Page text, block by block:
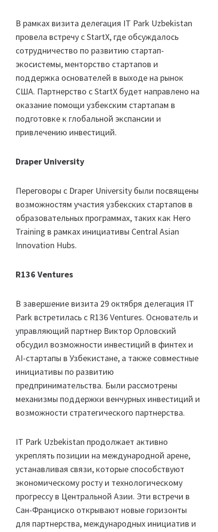
В рамках визита делегация IT Park Uzbekistan
провела встречу с StartX, где обсуждалось
сотрудничество по развитию стартап-
экосистемы, менторство стартапов и
поддержка основателей в выходе на рынок
США. Партнерство с StartX будет направлено на
оказание помощи узбекским стартапам в
подготовке к глобальной экспансии и
привлечению инвестиций.
Draper University
Переговоры с Draper University были посвящены
возможностям участия узбекских стартапов в
образовательных программах, таких как Hero
Training в рамках инициативы Central Asian
Innovation Hubs.
R136 Ventures
В завершение визита 29 октября делегация IT
Park встретилась с R136 Ventures. Основатель и
управляющий партнер Виктор Орловский
обсудил возможности инвестиций в финтех и
AI-стартапы в Узбекистане, а также совместные
инициативы по развитию
предпринимательства. Были рассмотрены
механизмы поддержки венчурных инвестиций и
возможности стратегического партнерства.
IT Park Uzbekistan продолжает активно
укреплять позиции на международной арене,
устанавливая связи, которые способствуют
экономическому росту и технологическому
прогрессу в Центральной Азии. Эти встречи в
Сан-Франциско открывают новые горизонты
для партнерства, международных инициатив и